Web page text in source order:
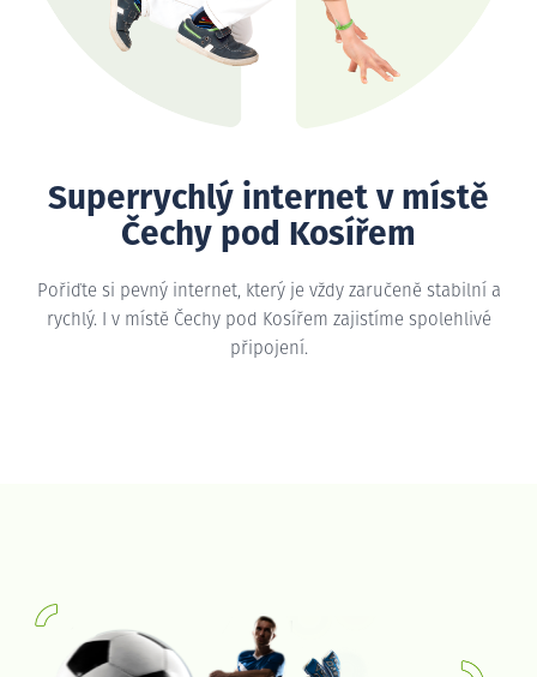
Superrychlý internet v místě
Čechy pod Kosířem
Pořiďte si pevný internet, který je vždy zaručeně stabilní a
rychlý. I v místě Čechy pod Kosířem zajistíme spolehlivé
připojení.